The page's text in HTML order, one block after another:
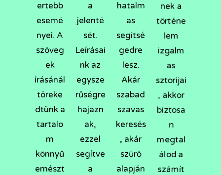
ertebb
esemé
nyei. A
szöveg
ek
írásánál
töreke
dtünk a
tartalo
m
könnyű
emészt
a
jelenté
sét.
Leírásai
nk az
egysze
rűségre
hajazn
ak,
ezzel
segítve
a
hatalm
as
segítsé
gedre
lesz.
Akár
szabad
szavas
keresés
, akár
szűrő
alapján
nek a
történe
lem
izgalm
as
sztorijai
, akkor
biztosa
n
megtal
álod a
számít